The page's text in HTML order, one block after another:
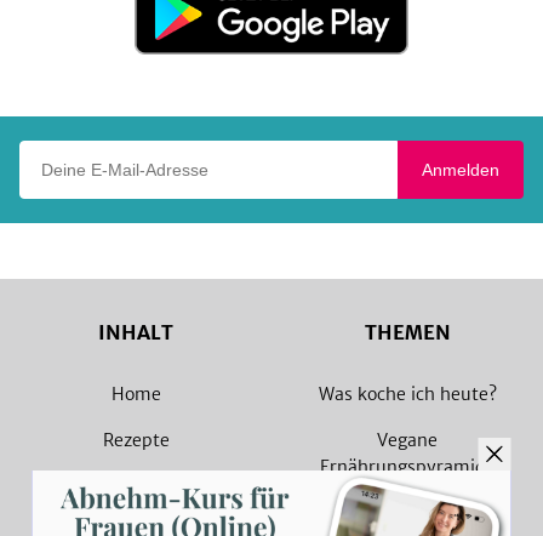
Google
Anmelden
INHALT
Home
Rezepte
Magazin
THEMEN
Was koche ich heute?
Vegane
Ernährungspyramide
Vegane Rezepte